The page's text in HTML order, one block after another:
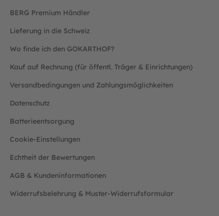
BERG Premium Händler
Lieferung in die Schweiz
Wo finde ich den GOKARTHOF?
Kauf auf Rechnung (für öffentl. Träger & Einrichtungen)
Versandbedingungen und Zahlungsmöglichkeiten
Datenschutz
Batterieentsorgung
Cookie-Einstellungen
Echtheit der Bewertungen
AGB & Kundeninformationen
Widerrufsbelehrung & Muster-Widerrufsformular